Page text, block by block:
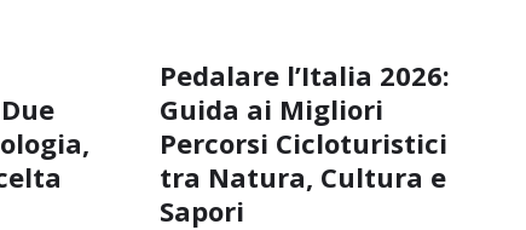
Pedalare l’Italia 2026:
Guida ai Migliori
Percorsi Cicloturistici
tra Natura, Cultura e
Sapori